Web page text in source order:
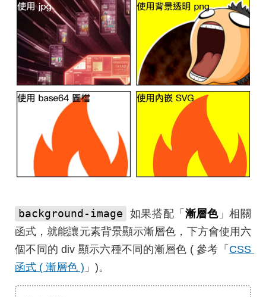
background-image 如果搭配「 漸層色」相關
函式，就能讓元素背景顯示漸層色，下方會使用六
個不同的 div 顯示六種不同的漸層色 ( 參考「 CSS
函式 ( 漸層色 ) 」)。